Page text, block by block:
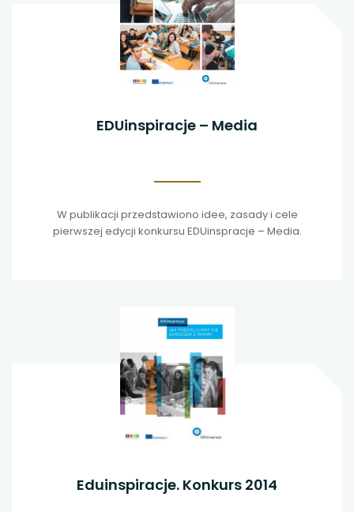
EDUinspiracje – Media
W publikacji przedstawiono idee, zasady i cele
pierwszej edycji konkursu EDUinspracje – Media.
Eduinspiracje. Konkurs 2014